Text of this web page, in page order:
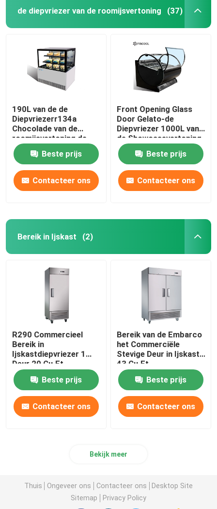
de diepvriezer van de roomijsvertoning (37)
190L van de de
Diepvriezerr134a
Chocolade van de
roomijsvertoning de
Vertoningskoeler
Beste prijs
Contacteer ons
Front Opening Glass
Door Gelato-de
Diepvriezer 1000L van
de Showcasevertoning
Beste prijs
Contacteer ons
Bereik in Ijskast (2)
R290 Commercieel
Bereik in
Ijskastdiepvriezer 1
Deur 20 Cu.Ft
Beste prijs
Contacteer ons
Bereik van de Embarco
het Commerciële
Stevige Deur in Ijskast
43 Cu.Ft
Beste prijs
Contacteer ons
Bekijk meer
Thuis Ongeveer ons Contacteer ons
Desktop Site
Sitemap
Privacy Policy